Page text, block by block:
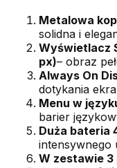
Metalowa
solidna i
Wyświetlacz
px)– obraz
Always On
dotykania
Menu w
barier
Duża bateria
intensywnego
W zestawie 3